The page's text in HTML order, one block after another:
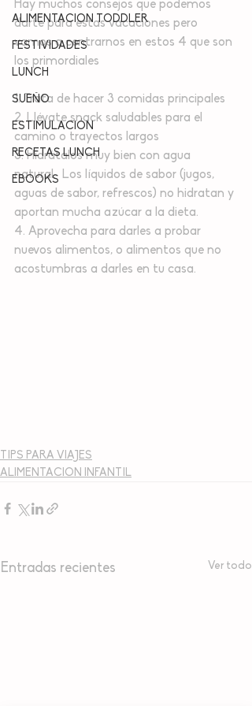
ALIMENTACION TODDLER
FESTIVIDADES
LUNCH
SUEÑO
ESTIMULACIÓN
RECETAS LUNCH
EBOOKS
Hay muchos consejos que podemos
darte para estas vacaciones pero
vamos a centrarnos en estos 4 que son
los primordiales
1. Trata de hacer 3 comidas principales
2. Llévate snack saludables para el
camino o trayectos largos
3. Hidrátalos muy bien con agua
natural.  Los líquidos de sabor (jugos,
aguas de sabor, refrescos) no hidratan y
aportan mucha azúcar a la dieta.
4. Aprovecha para darles a probar
nuevos alimentos, o alimentos que no
acostumbras a darles en tu casa.
TIPS PARA VIAJES
ALIMENTACION INFANTIL
Entradas recientes Ver todo